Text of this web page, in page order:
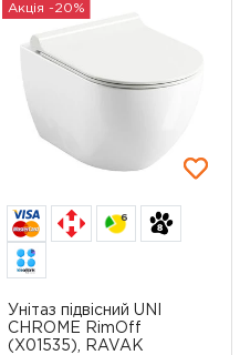
Акція -20%
6
Унітаз підвісний UNI
CHROME RimOff
(X01535), RAVAK